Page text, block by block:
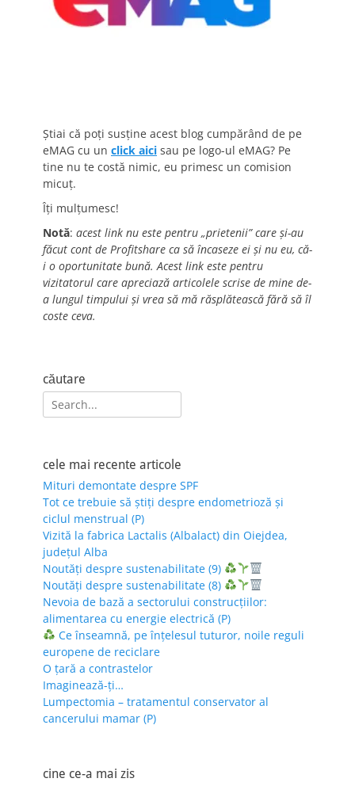
Știai că poți susține acest blog cumpărând de pe
eMAG cu un click aici sau pe logo-ul eMAG? Pe
tine nu te costă nimic, eu primesc un comision
micuț.
Îți mulțumesc!
Notă: acest link nu este pentru „prietenii” care și-au
făcut cont de Profitshare ca să încaseze ei și nu eu, că-
i o oportunitate bună. Acest link este pentru
vizitatorul care apreciază articolele scrise de mine de-
a lungul timpului și vrea să mă răsplătească fără să îl
coste ceva.
căutare
Search
for:
cele mai recente articole
Mituri demontate despre SPF
Tot ce trebuie să știți despre endometrioză și
ciclul menstrual (P)
Vizită la fabrica Lactalis (Albalact) din Oiejdea,
județul Alba
Noutăți despre sustenabilitate (9)
Noutăți despre sustenabilitate (8)
Nevoia de bază a sectorului construcțiilor:
alimentarea cu energie electrică (P)
Ce înseamnă, pe înțelesul tuturor, noile reguli
europene de reciclare
O țară a contrastelor
Imaginează-ți…
Lumpectomia – tratamentul conservator al
cancerului mamar (P)
cine ce-a mai zis